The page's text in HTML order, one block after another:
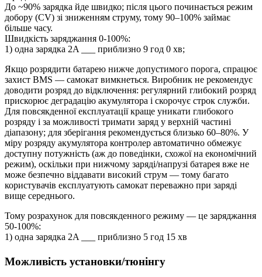
До ~90% зарядка йде швидко; після цього починається режим
добору (CV) зі зниженням струму, тому 90–100% займає
більше часу.
Швидкість заряджання 0-100%:
1) одна зарядка 2A ___ приблизно 9 год 0 хв;
Якщо розрядити батарею нижче допустимого порога, спрацює
захист BMS — самокат вимкнеться. Виробник не рекомендує
доводити розряд до відключення: регулярний глибокий розряд
прискорює деградацію акумулятора і скорочує строк служби.
Для повсякденної експлуатації краще уникати глибокого
розряду і за можливості тримати заряд у верхній частині
діапазону; для зберігання рекомендується близько 60–80%. У
міру розряду акумулятора контролер автоматично обмежує
доступну потужність (аж до поведінки, схожої на економічний
режим), оскільки при нижчому заряді/напрузі батарея вже не
може безпечно віддавати високий струм — тому багато
користувачів експлуатують самокат переважно при заряді
вище середнього.
Тому розрахунок для повсякденного режиму — це заряджання
50-100%:
1) одна зарядка 2A ___ приблизно 5 год 15 хв
Можливість установки/тюнінгу